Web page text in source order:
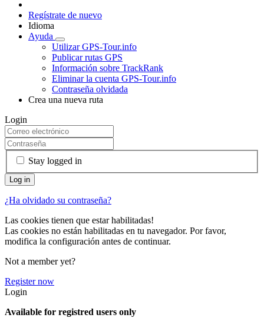
Regístrate de nuevo
Idioma
Ayuda
Utilizar GPS-Tour.info
Publicar rutas GPS
Información sobre TrackRank
Eliminar la cuenta GPS-Tour.info
Contraseña olvidada
Crea una nueva ruta
Login
Stay logged in
¿Ha olvidado su contraseña?
Las cookies tienen que estar habilitadas!
Las cookies no están habilitadas en tu navegador. Por favor,
modifica la configuración antes de continuar.
Not a member yet?
Register now
Login
Available for registred users only